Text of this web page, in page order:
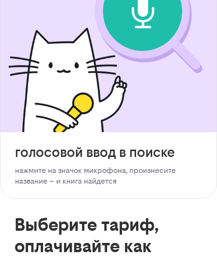
голосовой ввод в поиске
нажмите на значок микрофона, произнесите
название – и книга найдется
Выберите тариф,
оплачивайте как